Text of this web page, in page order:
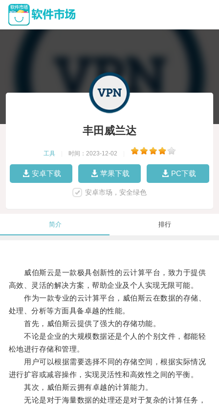
丰田威兰达
工具 时间：2023-12-02
安卓下载 苹果下载 PC下载
安卓市场，安全绿色
简介 排行
威伯斯云是一款极具创新性的云计算平台，致力于提供
高效、灵活的解决方案，帮助企业及个人实现无限可能。
作为一款专业的云计算平台，威伯斯云在数据的存储、
处理、分析等方面具备卓越的性能。
首先，威伯斯云提供了强大的存储功能。
不论是企业的大规模数据还是个人的个别文件，都能轻
松地进行存储和管理。
用户可以根据需要选择不同的存储空间，根据实际情况
进行扩容或减容操作，实现灵活性和高效性之间的平衡。
其次，威伯斯云拥有卓越的计算能力。
无论是对于海量数据的处理还是对于复杂的计算任务，